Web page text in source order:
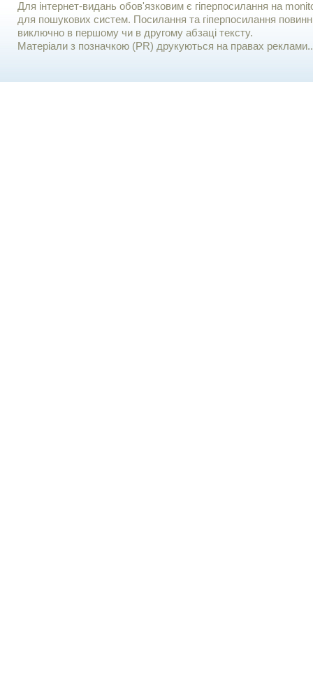
Для iнтернет-видань обов'язковим є гiперпосилання на
для пошукових систем. Посилання та гіперпосилання
виключно в першому чи в другому абзаці тексту.
Матеріали з позначкою (PR) друкуються на правах реклами..